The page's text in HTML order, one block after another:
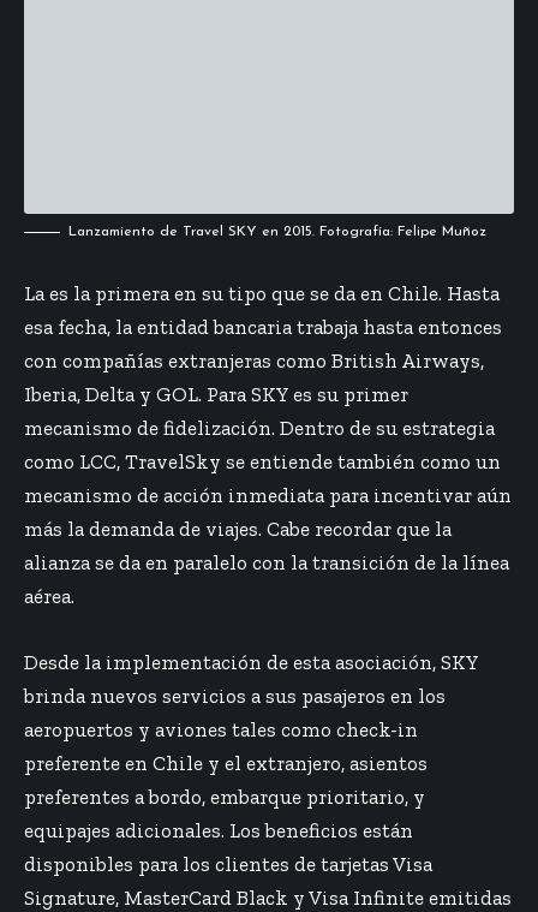
Lanzamiento de Travel SKY en 2015. Fotografía: Felipe Muñoz
La es la primera en su tipo que se da en Chile. Hasta
esa fecha, la entidad bancaria trabaja hasta entonces
con compañías extranjeras como British Airways,
Iberia, Delta y GOL. Para SKY es su primer
mecanismo de fidelización. Dentro de su estrategia
como LCC, TravelSky se entiende también como un
mecanismo de acción inmediata para incentivar aún
más la demanda de viajes. Cabe recordar que la
alianza se da en paralelo con la transición de la línea
aérea.
Desde la implementación de esta asociación, SKY
brinda nuevos servicios a sus pasajeros en los
aeropuertos y aviones tales como check-in
preferente en Chile y el extranjero, asientos
preferentes a bordo, embarque prioritario, y
equipajes adicionales. Los beneficios están
disponibles para los clientes de tarjetas Visa
Signature, MasterCard Black y Visa Infinite emitidas